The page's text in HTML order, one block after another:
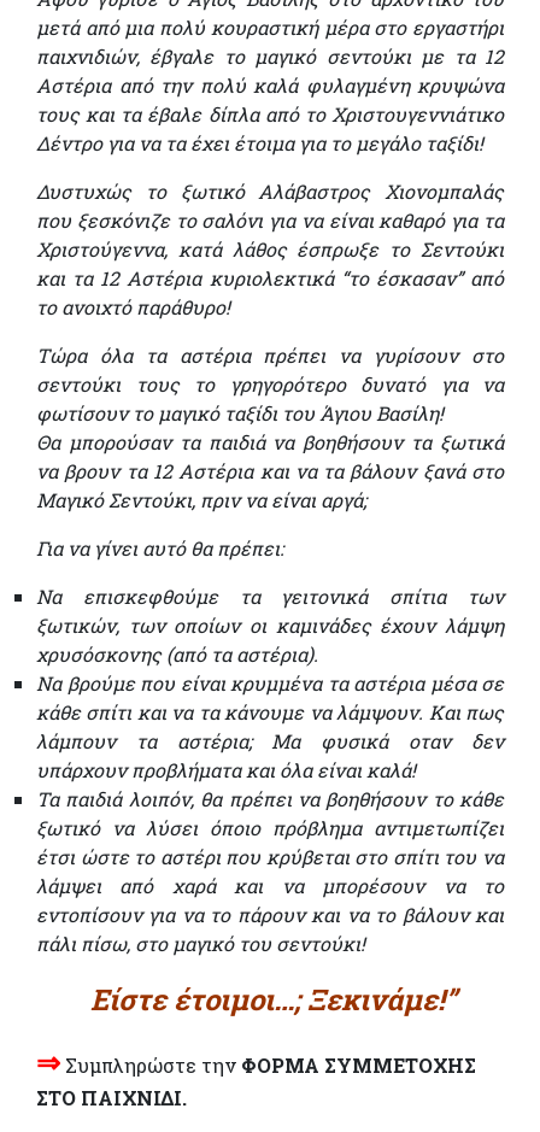
μετά από μια πολύ κουραστική μέρα στο εργαστήρι
παιχνιδιών, έβγαλε το μαγικό σεντούκι με τα 12
Αστέρια από την πολύ καλά φυλαγμένη κρυψώνα
τους και τα έβαλε δίπλα από το Χριστουγεννιάτικο
Δέντρο για να τα έχει έτοιμα για το μεγάλο ταξίδι!
Δυστυχώς το ξωτικό Αλάβαστρος Χιονομπαλάς
που ξεσκόνιζε το σαλόνι για να είναι καθαρό για τα
Χριστούγεννα, κατά λάθος έσπρωξε το Σεντούκι
και τα 12 Αστέρια κυριολεκτικά “το έσκασαν” από
το ανοιχτό παράθυρο!
Τώρα όλα τα αστέρια πρέπει να γυρίσουν στο
σεντούκι τους το γρηγορότερο δυνατό για να
φωτίσουν το μαγικό ταξίδι του Άγιου Βασίλη!
Θα μπορούσαν τα παιδιά να βοηθήσουν τα ξωτικά
να βρουν τα 12 Αστέρια και να τα βάλουν ξανά στο
Μαγικό Σεντούκι, πριν να είναι αργά;
Για να γίνει αυτό θα πρέπει:
Να επισκεφθούμε τα γειτονικά σπίτια των
ξωτικών, των οποίων οι καμινάδες έχουν λάμψη
χρυσόσκονης (από τα αστέρια).
Να βρούμε που είναι κρυμμένα τα αστέρια μέσα σε
κάθε σπίτι και να τα κάνουμε να λάμψουν. Και πως
λάμπουν τα αστέρια; Μα φυσικά οταν δεν
υπάρχουν προβλήματα και όλα είναι καλά!
Τα παιδιά λοιπόν, θα πρέπει να βοηθήσουν το κάθε
ξωτικό να λύσει όποιο πρόβλημα αντιμετωπίζει
έτσι ώστε το αστέρι που κρύβεται στο σπίτι του να
λάμψει από χαρά και να μπορέσουν να το
εντοπίσουν για να το πάρουν και να το βάλουν και
πάλι πίσω, στο μαγικό του σεντούκι!
Είστε έτοιμοι…; Ξεκινάμε!”
⇒ Συμπληρώστε την ΦΟΡΜΑ ΣΥΜΜΕΤΟΧΗΣ
ΣΤΟ ΠΑΙΧΝΙΔΙ.